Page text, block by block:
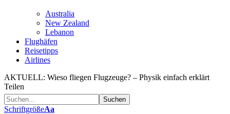
Australia
New Zealand
Lebanon
Flughäfen
Reisetipps
Airlines
AKTUELL: Wieso fliegen Flugzeuge? – Physik einfach erklärt
Teilen
SchriftgrößeAa